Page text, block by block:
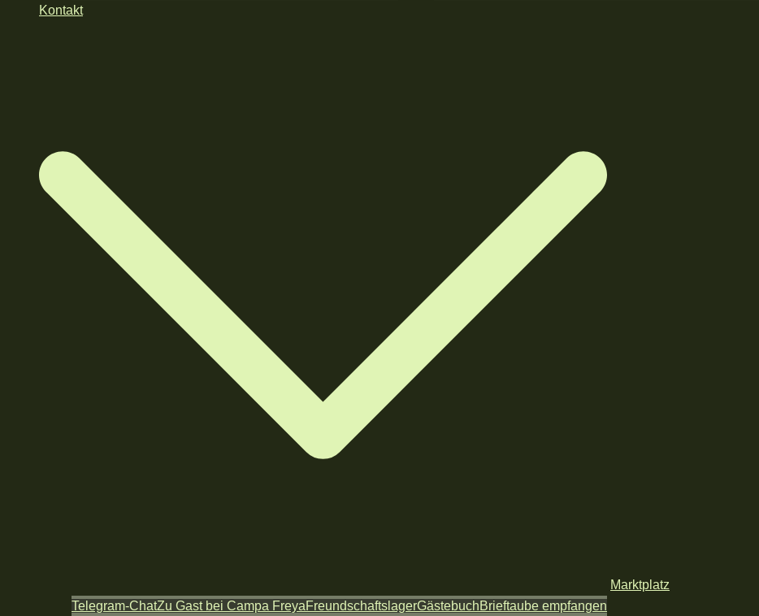
Kontakt
Telegram-ChatZu Gast bei Campa FreyaFreundschaftslagerGästebuchBrieftaube empfangen
Marktplatz